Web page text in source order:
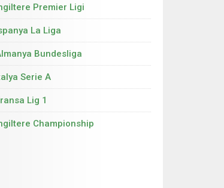
Premier Ligi
La Liga
Bundesliga
Serie A
Lig 1
Championship